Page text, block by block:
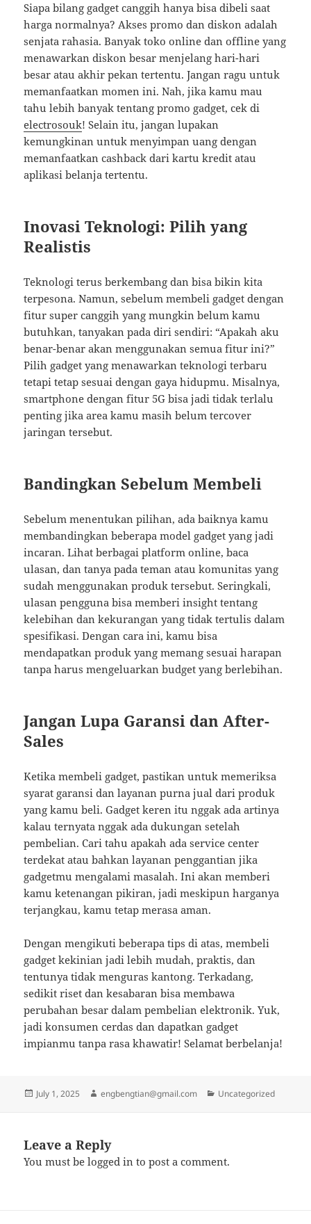
Siapa bilang gadget canggih hanya bisa dibeli saat
harga normalnya? Akses promo dan diskon adalah
senjata rahasia. Banyak toko online dan offline yang
menawarkan diskon besar menjelang hari-hari
besar atau akhir pekan tertentu. Jangan ragu untuk
memanfaatkan momen ini. Nah, jika kamu mau
tahu lebih banyak tentang promo gadget, cek di
electrosouk! Selain itu, jangan lupakan
kemungkinan untuk menyimpan uang dengan
memanfaatkan cashback dari kartu kredit atau
aplikasi belanja tertentu.
Inovasi Teknologi: Pilih yang
Realistis
Teknologi terus berkembang dan bisa bikin kita
terpesona. Namun, sebelum membeli gadget dengan
fitur super canggih yang mungkin belum kamu
butuhkan, tanyakan pada diri sendiri: “Apakah aku
benar-benar akan menggunakan semua fitur ini?”
Pilih gadget yang menawarkan teknologi terbaru
tetapi tetap sesuai dengan gaya hidupmu. Misalnya,
smartphone dengan fitur 5G bisa jadi tidak terlalu
penting jika area kamu masih belum tercover
jaringan tersebut.
Bandingkan Sebelum Membeli
Sebelum menentukan pilihan, ada baiknya kamu
membandingkan beberapa model gadget yang jadi
incaran. Lihat berbagai platform online, baca
ulasan, dan tanya pada teman atau komunitas yang
sudah menggunakan produk tersebut. Seringkali,
ulasan pengguna bisa memberi insight tentang
kelebihan dan kekurangan yang tidak tertulis dalam
spesifikasi. Dengan cara ini, kamu bisa
mendapatkan produk yang memang sesuai harapan
tanpa harus mengeluarkan budget yang berlebihan.
Jangan Lupa Garansi dan After-
Sales
Ketika membeli gadget, pastikan untuk memeriksa
syarat garansi dan layanan purna jual dari produk
yang kamu beli. Gadget keren itu nggak ada artinya
kalau ternyata nggak ada dukungan setelah
pembelian. Cari tahu apakah ada service center
terdekat atau bahkan layanan penggantian jika
gadgetmu mengalami masalah. Ini akan memberi
kamu ketenangan pikiran, jadi meskipun harganya
terjangkau, kamu tetap merasa aman.
Dengan mengikuti beberapa tips di atas, membeli
gadget kekinian jadi lebih mudah, praktis, dan
tentunya tidak menguras kantong. Terkadang,
sedikit riset dan kesabaran bisa membawa
perubahan besar dalam pembelian elektronik. Yuk,
jadi konsumen cerdas dan dapatkan gadget
impianmu tanpa rasa khawatir! Selamat berbelanja!
Posted
July 1, 2025 Author
engbengtian@gmail.com Categories
Uncategorized
Leave a Reply
You must belogged in to post a comment.